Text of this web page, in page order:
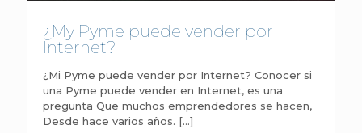
¿My Pyme puede vender por
Internet?
¿Mi Pyme puede vender por Internet? Conocer si
una Pyme puede vender en Internet, es una
pregunta Que muchos emprendedores se hacen,
Desde hace varios años. […]